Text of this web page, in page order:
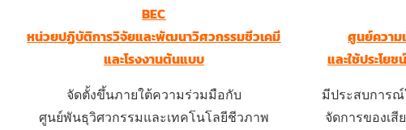
BEC
หน่วยปฏิบัติการวิจัยและพัฒนาวิศวกรรมชีวเคมี
และโรงงานต้นแบบ
จัดตั้งขึ้นภายใต้ความร่วมมือกับ
ศูนย์พันธุวิศวกรรมและเทคโนโลยีชีวภาพ
ศูนย์ความ
และใช้ประโย
มีประสบการณ์
จัดการของเ